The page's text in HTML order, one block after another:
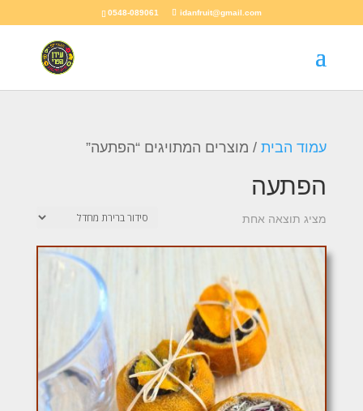
0548-089061 idanfruit@gmail.com
עמוד הבית/ מוצרים המתויגים “הפתעה”
הפתעה
מציג תוצאה אחת